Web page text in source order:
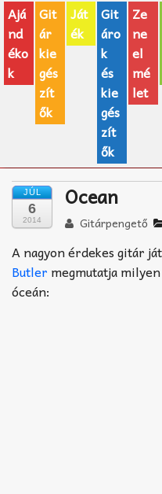
AJÁNDÉK ÖTLETEK
Vicces
GITÁR MÁRKÁK
TOP100 nóta
Zeneiskolák
Zeneszerzés alapjai
Akkord-kotta
Ajá
nd
éko
k
Git
ár
kie
gés
zít
ők
Ját
ék
Git
áro
k
és
kie
gés
zít
ők
Ze
ne
el
mé
let
JÚL
6
2014
Ocean
Gitárpengető
A nagyon érdekes gitár
Butler megmutatja
óceán: